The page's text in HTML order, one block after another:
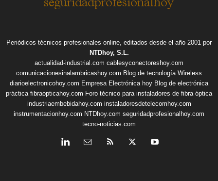
Periódicos técnicos profesionales online, editados desde el año 2001 por
NTDhoy, S.L.
actualidad-industrial.com cablesyconectoreshoy.com
comunicacionesinalambricashoy.com Blog de tecnología Wireless
diarioelectronicohoy.com Empresa Electrónica hoy Blog de electrónica
práctica fibraopticahoy.com Foro técnico para instaladores de fibra óptica
industriaembebidahoy.com instaladoresdetelecomhoy.com
instrumentacionhoy.com NTDhoy.com seguridadprofesionalhoy.com
tecno-noticias.com